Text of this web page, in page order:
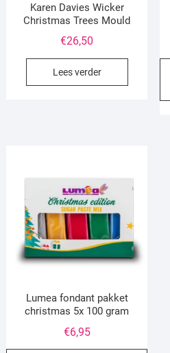
Karen Davies Wicker
Christmas Trees Mould
€26,50
Lees verder
Lumea fondant pakket
christmas 5x 100 gram
€6,95